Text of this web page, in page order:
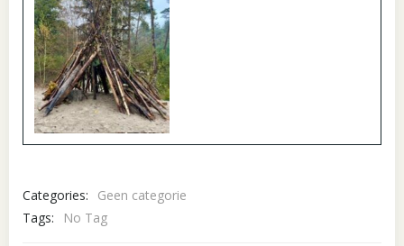
Categories:
Geen categorie
Tags:
No Tag